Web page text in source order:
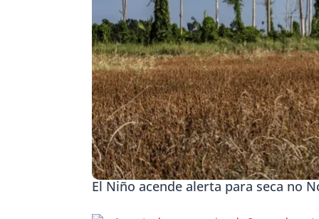
El Niño acende alerta para seca no